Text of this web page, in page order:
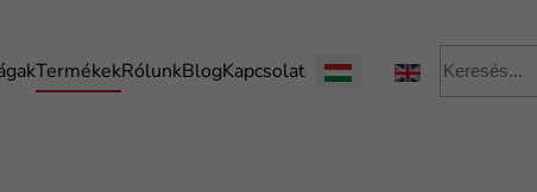
TermékekRólunkBlogKapcsolatVálasszon nyelvet